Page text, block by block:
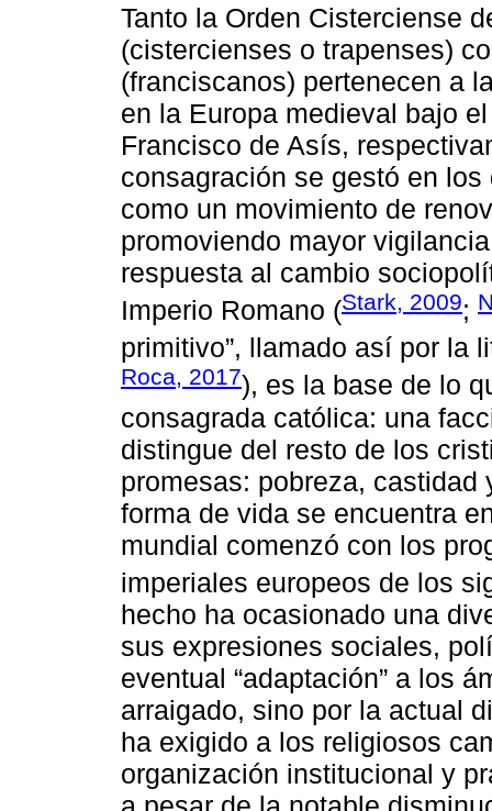
Tanto la Orden Cisterciense
(cistercienses o trapenses)
(franciscanos) pertenecen a
en la Europa medieval bajo
Francisco de Asís,
consagración se gestó en
como un movimiento de
promoviendo mayor
respuesta al cambio
Imperio Romano (Stark, 2009;
primitivo”, llamado así por la
Roca, 2017), es la base de lo
consagrada católica: una
distingue del resto de los
promesas: pobreza,
forma de vida se encuentra
mundial comenzó con los
imperiales europeos de los
hecho ha ocasionado una
sus expresiones sociales,
eventual “adaptación” a los
arraigado, sino por la actual
ha exigido a los religiosos
organización institucional y